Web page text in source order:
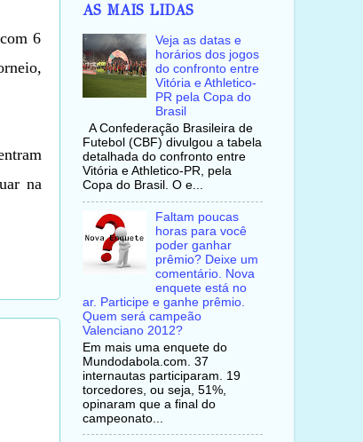
6
na
AS MAIS LIDAS
Veja as datas e
horários dos jogos
do confronto entre
Vitória e Athletico-
PR pela Copa do
Brasil
A Confederação Brasileira de
Futebol (CBF) divulgou a tabela
detalhada do confronto entre
Vitória e Athletico-PR, pela
Copa do Brasil. O e...
Faltam poucas
horas para você
poder ganhar
prêmio? Deixe um
comentário. Nova
enquete está no
ar. Participe e ganhe prêmio.
Quem será campeão
Valenciano 2012?
Em mais uma enquete do
Mundodabola.com. 37
internautas participaram. 19
torcedores, ou seja, 51%,
opinaram que a final do
campeonato...